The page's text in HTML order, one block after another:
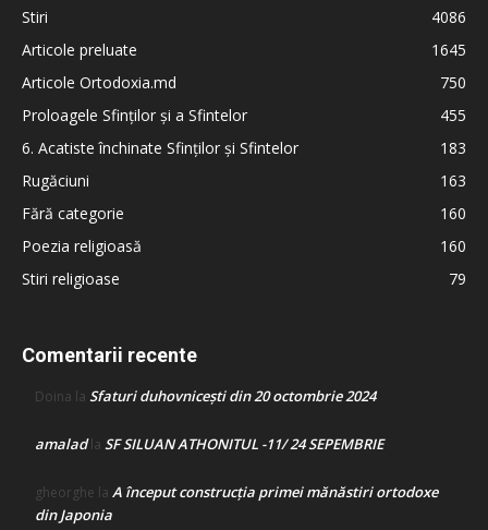
Stiri
4086
Articole preluate
1645
Articole Ortodoxia.md
750
Proloagele Sfinților și a Sfintelor
455
6. Acatiste închinate Sfinților și Sfintelor
183
Rugăciuni
163
Fără categorie
160
Poezia religioasă
160
Stiri religioase
79
Comentarii recente
Doina la Sfaturi duhovnicești din 20 octombrie 2024
amaladla SF SILUAN ATHONITUL -11/ 24 SEPEMBRIE
gheorghe la A început construcţia primei mănăstiri ortodoxe
din Japonia